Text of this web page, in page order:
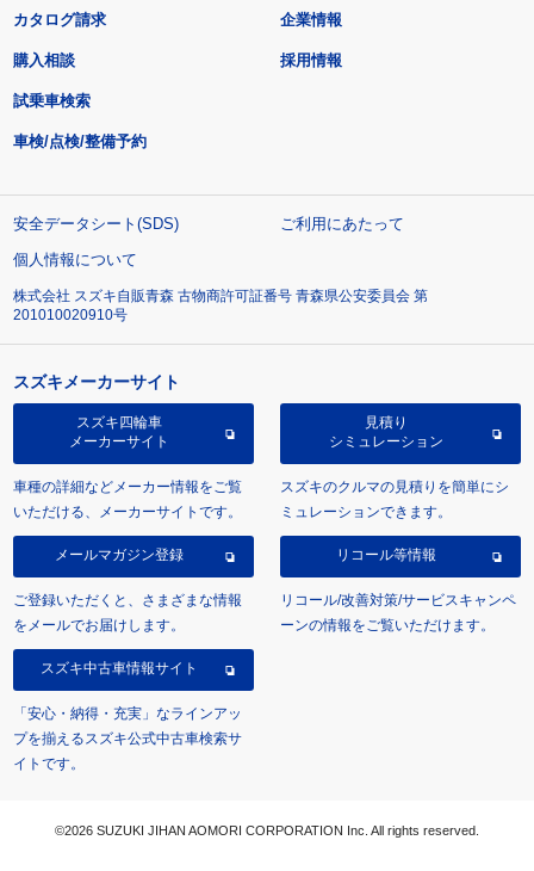
カタログ請求
購入相談
試乗車検索
車検/点検/整備予約
企業情報
採用情報
安全データシート(SDS)
ご利用にあたって
個人情報について
株式会社 スズキ自販青森 古物商許可証番号 青森県公安委員会 第
201010020910号
スズキメーカーサイト
スズキ四輪車
メーカーサイト
車種の詳細などメーカー情報をご覧
いただける、メーカーサイトです。
見積り
シミュレーション
スズキのクルマの見積りを簡単にシ
ミュレーションできます。
メールマガジン登録
ご登録いただくと、さまざまな情報
をメールでお届けします。
リコール等情報
リコール/改善対策/サービスキャンペ
ーンの情報をご覧いただけます。
スズキ中古車情報サイト
「安心・納得・充実」なラインアッ
プを揃えるスズキ公式中古車検索サ
イトです。
©2026 SUZUKI JIHAN AOMORI CORPORATION Inc. All rights reserved.